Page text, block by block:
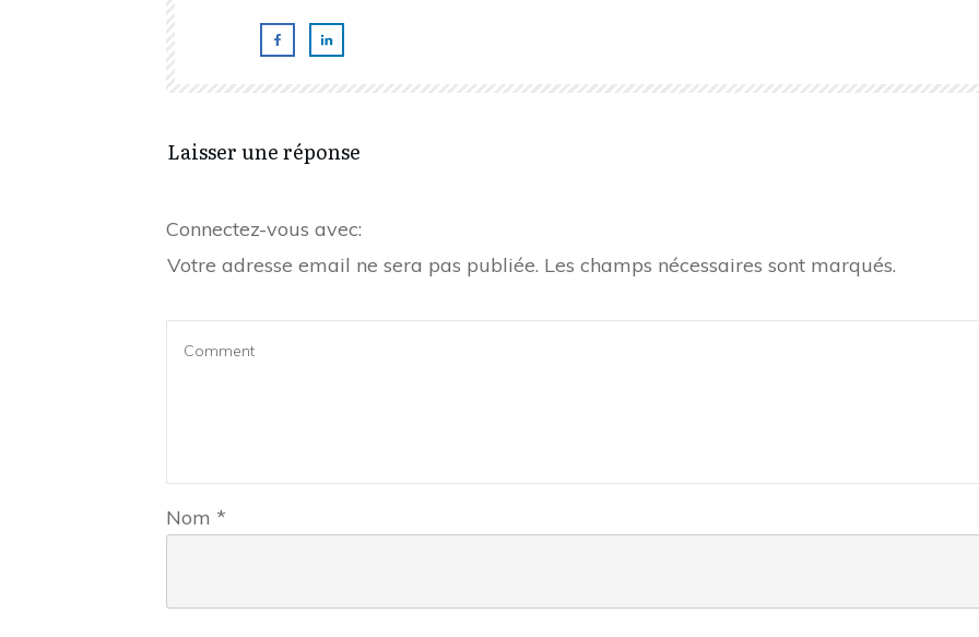
Laisser une réponse
Connectez-vous avec:
Votre adresse email ne sera pas publiée. Les champs nécessaires sont marqués.
Nom *